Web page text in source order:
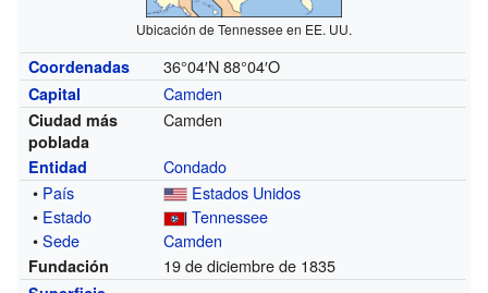
Ubicación de Tennessee en EE. UU.
Coordenadas 36°04′N 88°04′O
Capital Camden
Ciudad más
poblada
Camden
Entidad
Condado
• País
Estados Unidos
• Estado
Tennessee
•Sede Camden
Fundación 19 de diciembre de 1835